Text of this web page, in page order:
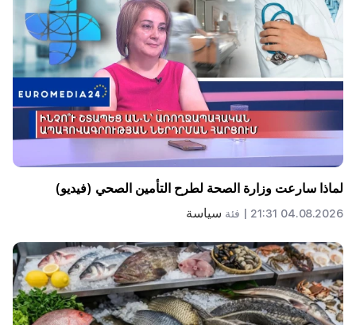
لماذا سارعت وزارة الصحة لطرح التأمين الصحي (فيديو)
04.08.2026 21:31 | فئة سياسة